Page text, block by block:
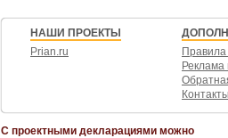
НАШИ ПРОЕКТЫ
Prian.ru
Правила
Реклама
Контакты
С проектными декларациями можно